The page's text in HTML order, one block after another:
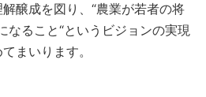
醸成を図り、“農業が若者の将
なること“というビジョンの実現
まいります。